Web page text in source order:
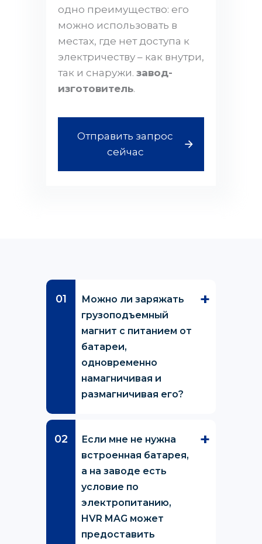
одно преимущество: его
можно использовать в
местах, где нет доступа к
электричеству – как внутри,
так и снаружи. завод-
изготовитель.
Отправить запрос
сейчас
Можно ли заряжать
грузоподъемный
магнит с питанием от
батареи,
одновременно
намагничивая и
размагничивая его?
Если мне не нужна
встроенная батарея,
а на заводе есть
условие по
электропитанию,
HVR MAG может
предоставить